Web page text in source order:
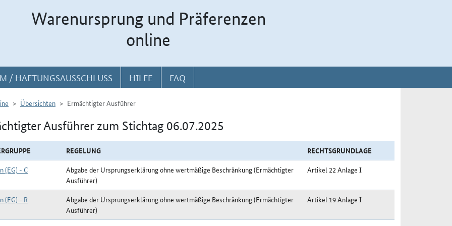
Warenursprung und Präferenzen
online
/ HAFTUNGSAUSSCHLUSS HILFE FAQ
Übersichten Ermächtigter Ausführer
Ausführer zum Stichtag 06.07.2025
REGELUNG
RECHTSGRUNDLAGE
(EG) - C
Abgabe der Ursprungserklärung ohne wertmäßige Beschränkung (Ermächtigter
Ausführer)
Artikel 22 Anlage I
(EG) - R
Abgabe der Ursprungserklärung ohne wertmäßige Beschränkung (Ermächtigter
Ausführer)
Artikel 19 Anlage I